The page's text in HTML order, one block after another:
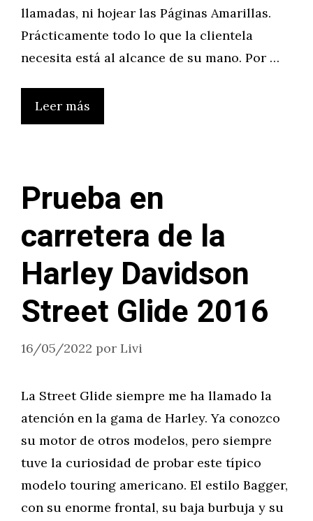
llamadas, ni hojear las Páginas Amarillas.
Prácticamente todo lo que la clientela
necesita está al alcance de su mano. Por …
Leer más
Prueba en
carretera de la
Harley Davidson
Street Glide 2016
16/05/2022 por Livi
La Street Glide siempre me ha llamado la
atención en la gama de Harley. Ya conozco
su motor de otros modelos, pero siempre
tuve la curiosidad de probar este típico
modelo touring americano. El estilo Bagger,
con su enorme frontal, su baja burbuja y su